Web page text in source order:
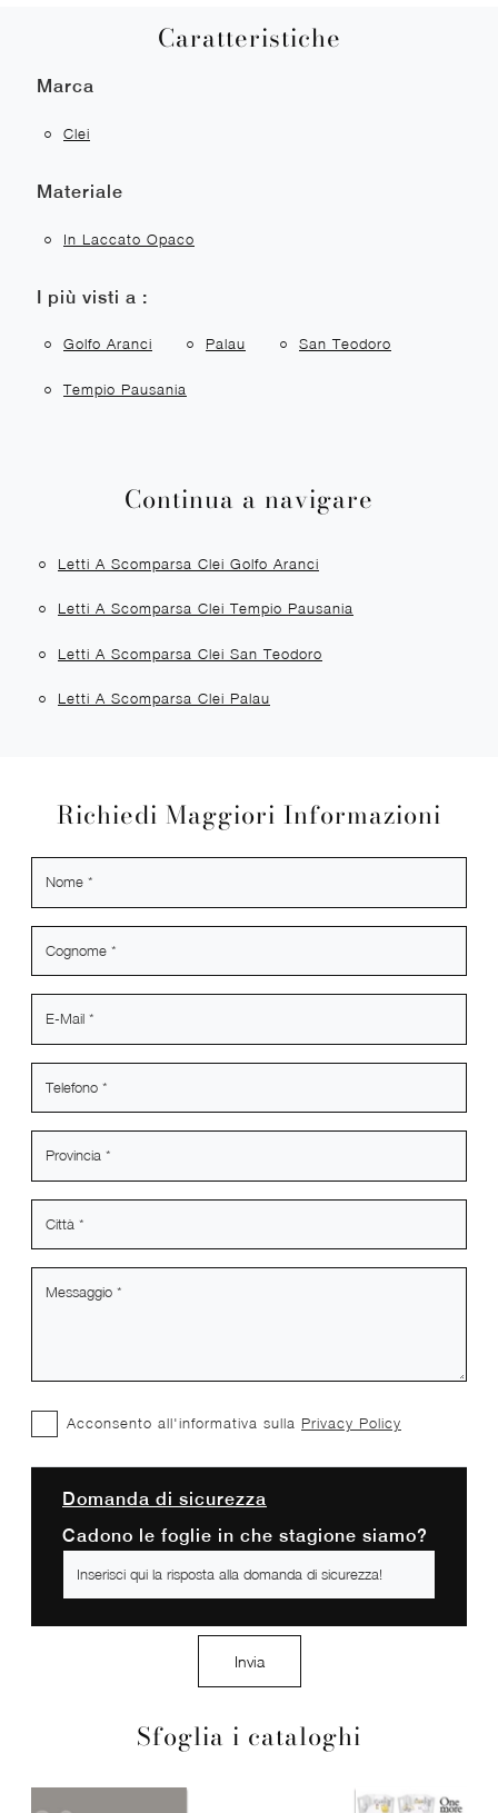
Caratteristiche
Marca
Clei
Materiale
In Laccato Opaco
I più visti a :
Golfo Aranci Palau San Teodoro
Tempio Pausania
Continua a navigare
Letti A Scomparsa Clei Golfo Aranci
Letti A Scomparsa Clei Tempio Pausania
Letti A Scomparsa Clei San Teodoro
Letti A Scomparsa Clei Palau
Sfoglia i cataloghi
Richiedi Maggiori Informazioni
Acconsento all'informativa sulla Privacy Policy
Domanda di sicurezza
Cadono le foglie in che stagione siamo?
Invia